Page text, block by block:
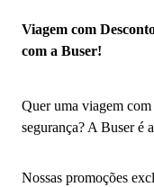
Viagem com
com a Buser!
Quer uma viagem
segurança? A Buser é
Nossas promoções